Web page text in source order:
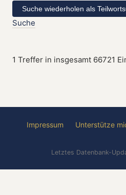
Suche
1 Treffer in insgesamt 66721
Impressum Unterstütze
Letztes Datenbank-